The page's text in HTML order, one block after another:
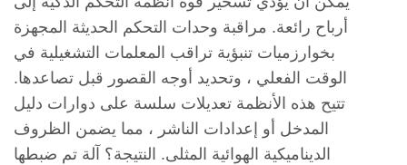
أرباح رائعة. مراقبة وحدات التحكم الحديثة المجهزة
بخوارزميات تنبؤية تراقب المعلمات التشغيلية في
الوقت الفعلي ، وتحديد أوجه القصور قبل تصاعدها.
تتيح هذه الأنظمة تعديلات سلسة على دوارات دليل
المدخل أو إعدادات الناشر ، مما يضمن الظروف
الديناميكية الهوائية المثلى. النتيجة؟ آلة تم ضبطها